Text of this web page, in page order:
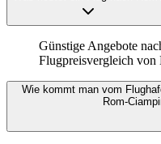
Günstige Angebote
Flugpreisvergleich von
Wie kommt man vom
Rom-